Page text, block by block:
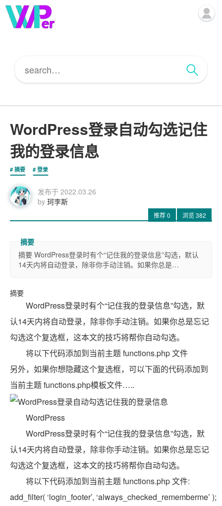
WordPress登录自动勾选记住
我的登录信息
摘要 登录
发布于 2022.03.26
by 珂李斯
推荐0 浏览382
摘要 WordPress登录时有个“记住我的登录信息”勾选，默认
14天内将自动登录，除非你手动注销。如果你总是…
摘要
WordPress登录时有个“记住我的登录信息”勾选，默
认14天内将自动登录，除非你手动注销。如果你总是忘记
勾选这个复选框，这本文的技巧将帮你自动勾选。
将以下代码添加到当前主题 functions.php 文件
另外，如果你想隐藏这个复选框，可以下面的代码添加到
当前主题 functions.php模板文件…..
WordPress
WordPress登录时有个“记住我的登录信息”勾选，默
认14天内将自动登录，除非你手动注销。如果你总是忘记
勾选这个复选框，这本文的技巧将帮你自动勾选。
将以下代码添加到当前主题 functions.php 文件:
add_filter( ‘login_footer’, ‘always_checked_rememberme’ );